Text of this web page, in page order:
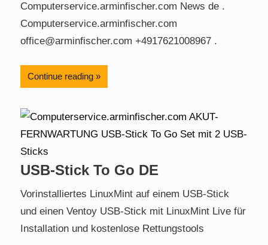
Computerservice.arminfischer.com News de .
Computerservice.arminfischer.com
office@arminfischer.com +4917621008967 .
Continue reading
USB-Stick To Go DE
Vorinstalliertes LinuxMint auf einem USB-Stick
und einen Ventoy USB-Stick mit LinuxMint Live für
Installation und kostenlose Rettungstools